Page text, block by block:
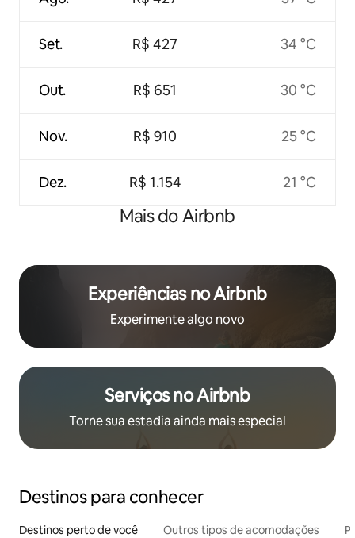
Set.
Out.
Nov.
Dez.
R$ 427
R$ 651
R$ 910
R$ 1.154
34 °C
30 °C
25 °C
21 °C
Mais do Airbnb
Experiências no Airbnb
Experimente algo novo
Serviços no Airbnb
Torne sua estadia ainda mais especial
Destinos para conhecer
Destinos perto de você Outros tipos de acomodações